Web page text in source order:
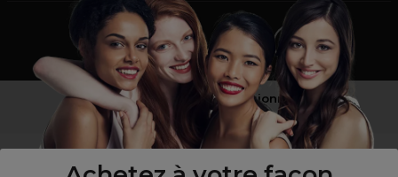
Vous n’êtes pas un professionnel ?
Visitez notre site pourles particuliers !